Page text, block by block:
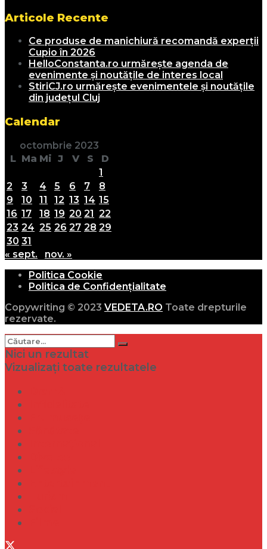
Articole Recente
Ce produse de manichiură recomandă experții
Cupio în 2026
HelloConstanta.ro urmărește agenda de
evenimente și noutățile de interes local
StiriCJ.ro urmărește evenimentele și noutățile
din județul Cluj
Calendar
octombrie 2023
L Ma Mi J V S
D
1
2
3 4 5 6 7
8
9
10 11 12 13 14 15
16 17 18 19 20 21 22
23 24 25 26 27 28 29
30 31
« sept.
nov. »
Politica Cookie
Politica de Confidențialitate
Copywriting © 2023 VEDETA.RO Toate drepturile
rezervate.
Nici un rezultat
Vizualizați toate rezultatele